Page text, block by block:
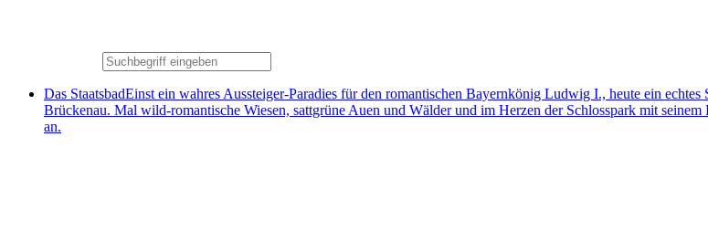
Das StaatsbadEinst ein wahres Aussteiger-Paradies für den romantischen Bayernkönig Ludwig I., heute ein
Brückenau. Mal wild-romantische Wiesen, sattgrüne Auen und Wälder und im Herzen der Schlosspark mit
an.